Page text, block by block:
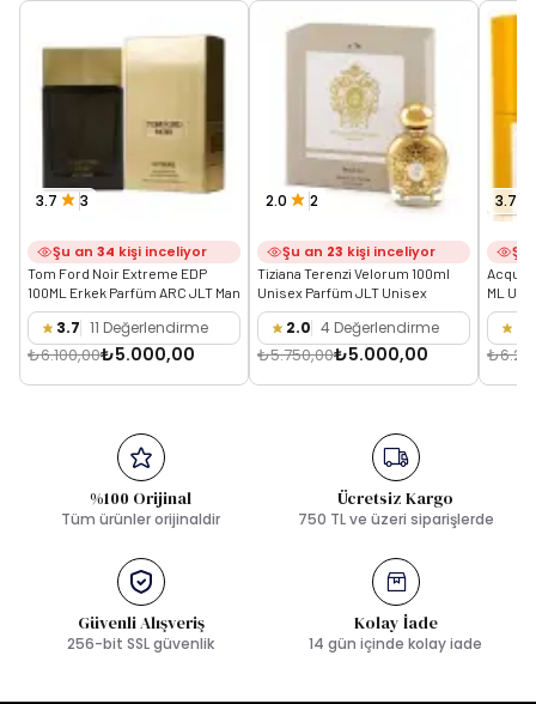
3.7 3
Şu an 34 kişi inceliyor
Tom Ford Noir Extreme EDP
100ML Erkek Parfüm ARC JLT Man
3.7 11 Değerlendirme
₺6.100,00₺5.000,00
2.0 2
Şu an 23 kişi inceliyor
Tiziana Terenzi Velorum 100ml
Unisex Parfüm JLT Unisex
2.0 4 Değerlendirme
₺5.750,00₺5.000,00
3.7
Şu
Acqua
ML
%100 Orijinal
Tüm ürünler orijinaldir
Ücretsiz Kargo
750 TL ve üzeri siparişlerde
Güvenli Alışveriş
256-bit SSL güvenlik
Kolay İade
14 gün içinde kolay iade